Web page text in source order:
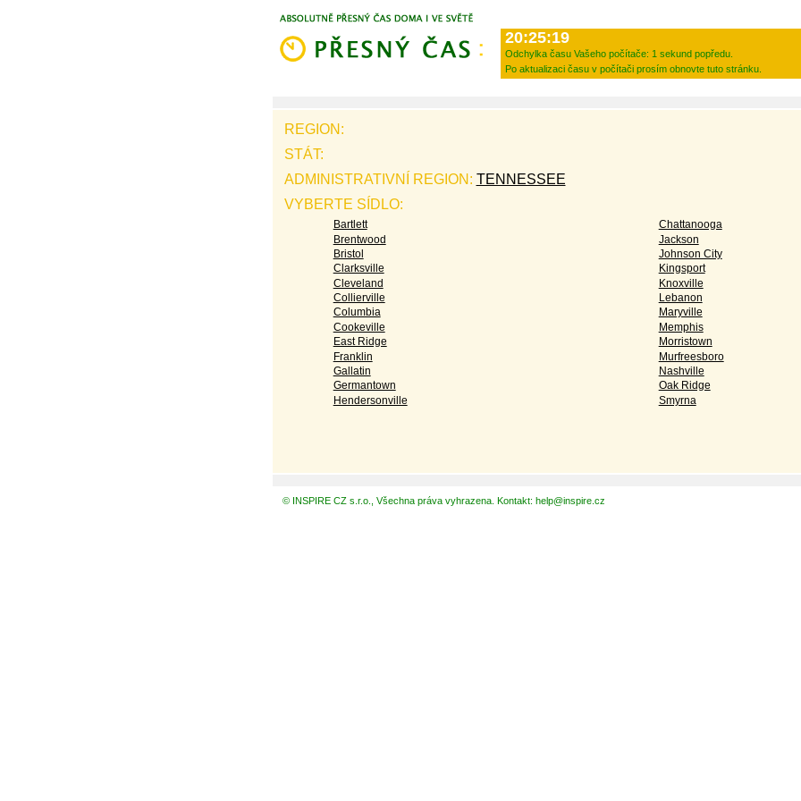
20:25:19
Odchylka času Vašeho počítače: 1 sekund popředu.
Po aktualizaci času v počítači prosím obnovte tuto stránku.
REGION:
STÁT:
ADMINISTRATIVNÍ REGION: TENNESSEE
VYBERTE SÍDLO:
Bartlett
Brentwood
Bristol
Clarksville
Cleveland
Collierville
Columbia
Cookeville
East Ridge
Franklin
Gallatin
Germantown
Hendersonville
Chattanooga
Jackson
Johnson City
Kingsport
Knoxville
Lebanon
Maryville
Memphis
Morristown
Murfreesboro
Nashville
Oak Ridge
Smyrna
© INSPIRE CZ s.r.o., Všechna práva vyhrazena. Kontakt: help@inspire.cz